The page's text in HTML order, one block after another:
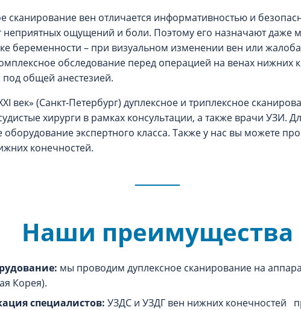
сканирование вен отличается информативностью и
неприятных ощущений и боли. Поэтому его назначают даже
– при визуальном изменении вен или
обследование перед операцией на венах нижних
общей анестезией.
век» (Санкт-Петербург) дуплексное и триплексное
хирурги в рамках консультации, а также врачи УЗИ.
экспертного класса. Также у нас вы можете
конечностей.
Наши преимущества
мы проводим дуплексное сканирование на
Корея).
специалистов: УЗДС и УЗДГ вен нижних конечностей